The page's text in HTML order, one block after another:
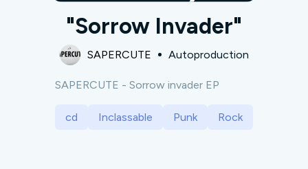
"Sorrow Invader"
SAPERCUTE Autoproduction
SAPERCUTE - Sorrow invader EP
cd Inclassable Punk Rock